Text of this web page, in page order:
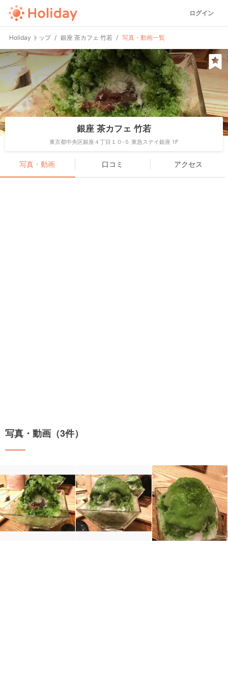
ログイン
Holiday トップ 銀座 茶カフェ 竹若 写真・動画一覧
銀座 茶カフェ 竹若
東京都中央区銀座４丁目１０-５ 東急ステイ銀座 1F
写真・動画 口コミ アクセス
写真・動画（3件）